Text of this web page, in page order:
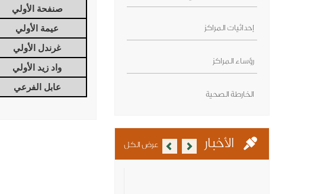
صنفحة الأولي
عيمة الأولي
غرندل الأولي
واد زيد الأولي
عابل الفرعي
إحداثيات المراكز
رؤساء المراكز
الخارطة الصحية
الأخبار عرض الكل
PreviousNext